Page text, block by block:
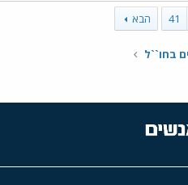
41 הבא
בחו``ל